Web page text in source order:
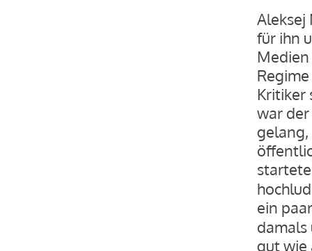
Aleksej
für ihn
Kritiker
war
gelang,
ein
damals
gut wie